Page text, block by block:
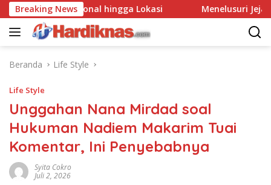
Langsung
ke
konten
Breaking News
Gim Nasional hingga Lokasi Menelusuri Jejak
Beranda Life Style
Life Style
Unggahan Nana Mirdad soal
Hukuman Nadiem Makarim Tuai
Komentar, Ini Penyebabnya
Syita Cokro
Juli 2, 2026